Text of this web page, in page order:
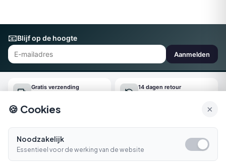
📧Blijf op de hoogte
Aanmelden
Gratis verzending 14 dagen retour
Bellen E-mail
🍪 Cookies ×
Noodzakelijk
Essentieel voor de werking van de website